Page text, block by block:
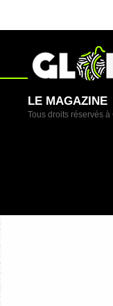
LE MAGAZINE
Tous droits réservés